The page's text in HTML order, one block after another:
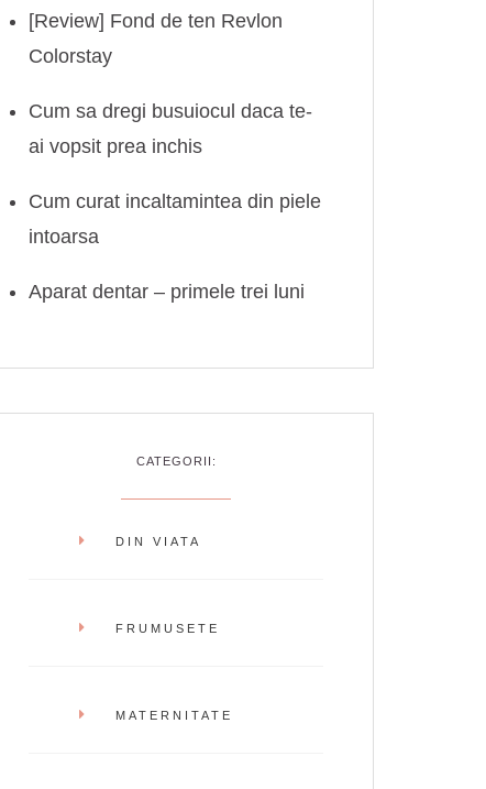
[Review] Fond de ten Revlon
Colorstay
Cum sa dregi busuiocul daca te-
ai vopsit prea inchis
Cum curat incaltamintea din piele
intoarsa
Aparat dentar – primele trei luni
CATEGORII:
DIN VIATA
FRUMUSETE
MATERNITATE